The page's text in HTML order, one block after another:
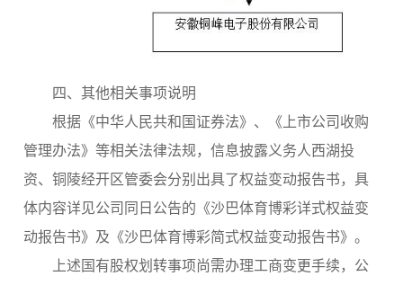
四、其他相关事项说明
根据《中华人民共和国证券法》、《上市公司收购
管理办法》等相关法律法规，信息披露义务人西湖投
资、铜陵经开区管委会分别出具了权益变动报告书，具
体内容详见公司同日公告的《沙巴体育博彩详式权益变
动报告书》及《沙巴体育博彩简式权益变动报告书》。
上述国有股权划转事项尚需办理工商变更手续，公